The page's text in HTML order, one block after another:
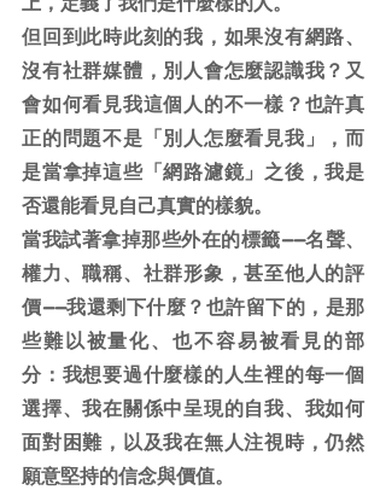
但回到此時此刻的我，如果沒有網路、
沒有社群媒體，別人會怎麼認識我？又
會如何看見我這個人的不一樣？也許真
正的問題不是「別人怎麼看見我」，而
是當拿掉這些「網路濾鏡」之後，我是
否還能看見自己真實的樣貌。
當我試著拿掉那些外在的標籤——名聲、
權力、職稱、社群形象，甚至他人的評
價——我還剩下什麼？也許留下的，是那
些難以被量化、也不容易被看見的部
分：我想要過什麼樣的人生裡的每一個
選擇、我在關係中呈現的自我、我如何
面對困難，以及我在無人注視時，仍然
願意堅持的信念與價值。